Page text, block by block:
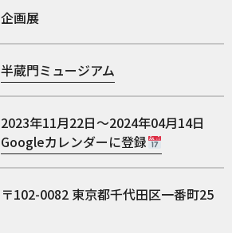
企画展
半蔵門ミュージアム
2023年11月22日～2024年04月14日
Googleカレンダーに登録
102-0082 東京都千代田区一番町25